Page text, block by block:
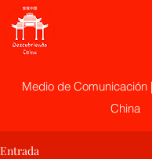
Medio de Comunicación
China
Entrada